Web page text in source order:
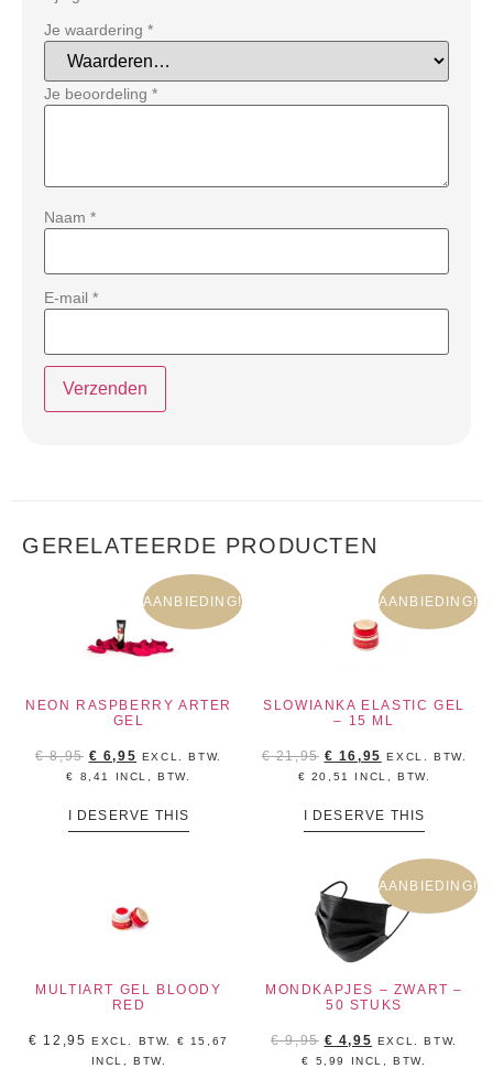
Je waardering *
Je beoordeling *
Naam *
E-mail *
GERELATEERDE PRODUCTEN
AANBIEDING!
NEON RASPBERRY ARTER
GEL
€8,95 € 6,95 EXCL. BTW.
€
8,41 INCL, BTW.
I DESERVE THIS
AANBIEDING!
SLOWIANKA ELASTIC GEL
– 15 ML
€21,95 € 16,95 EXCL. BTW.
€ 20,51 INCL, BTW.
I DESERVE THIS
MULTIART GEL BLOODY
RED
€ 12,95 EXCL. BTW. €
15,67
INCL, BTW.
AANBIEDING!
MONDKAPJES – ZWART –
50 STUKS
€9,95 € 4,95 EXCL. BTW.
€
5,99 INCL, BTW.